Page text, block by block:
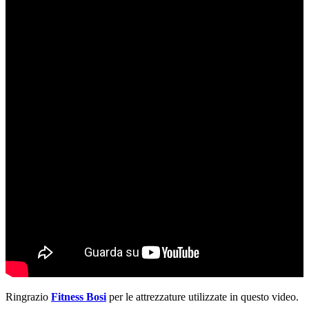
Ringrazio Fitness Bosi per le attrezzature utilizzate in questo video.